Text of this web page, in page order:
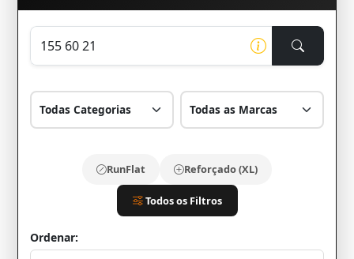
RunFlat Reforçado (XL)
Todos os Filtros
Ordenar: